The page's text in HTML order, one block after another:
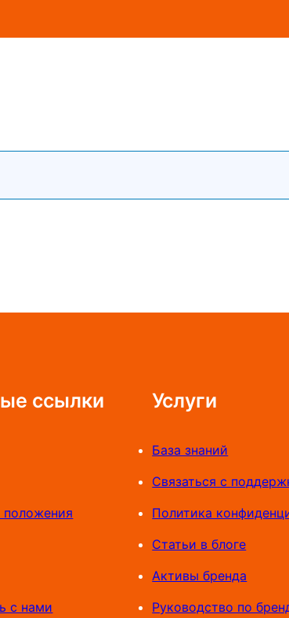
ссылки
положения
с нами
Услуги
База знаний
Связаться с
Политика
Статьи в блоге
Активы бренда
Руководство по